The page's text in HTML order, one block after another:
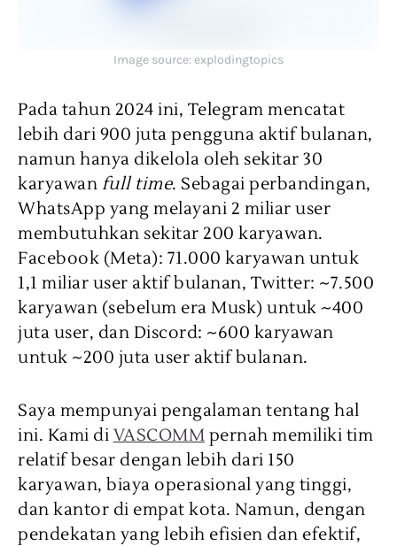
Image source: explodingtopics
Pada tahun 2024 ini, Telegram mencatat
lebih dari 900 juta pengguna aktif bulanan,
namun hanya dikelola oleh sekitar 30
karyawan full time. Sebagai perbandingan,
WhatsApp yang melayani 2 miliar user
membutuhkan sekitar 200 karyawan.
Facebook (Meta): 71.000 karyawan untuk
1,1 miliar user aktif bulanan, Twitter: ~7.500
karyawan (sebelum era Musk) untuk ~400
juta user, dan Discord: ~600 karyawan
untuk ~200 juta user aktif bulanan.
Saya mempunyai pengalaman tentang hal
ini. Kami di VASCOMM pernah memiliki tim
relatif besar dengan lebih dari 150
karyawan, biaya operasional yang tinggi,
dan kantor di empat kota. Namun, dengan
pendekatan yang lebih efisien dan efektif,